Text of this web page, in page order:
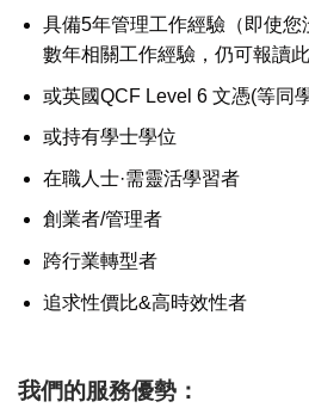
具備5年管理工作經驗（即使
數年相關工作經驗，仍可報讀此
或英國QCF Level 6 文憑(等同
或持有學士學位
在職人士·需靈活學習者
創業者/管理者
跨行業轉型者
追求性價比&高時效性者
我們的服務優勢：